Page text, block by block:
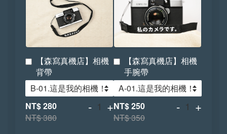
【森寫真機店】相機
背帶
NT$ 280
NT$ 380
- +
【森寫真機店】相機
手腕帶
NT$ 250
NT$ 350
- +